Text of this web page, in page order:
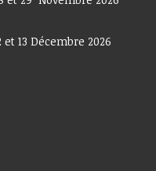
et 13 Décembre 2026